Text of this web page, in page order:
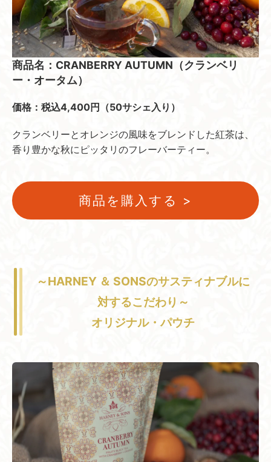
商品名：CRANBERRY AUTUMN（クランベリ
ー・オータム）
価格：税込4,400円（50サシェ入り）
クランベリーとオレンジの風味をブレンドした紅茶は、
香り豊かな秋にピッタリのフレーバーティー。
商品を購入する >
～HARNEY ＆ SONSの​サスティナブルに​
対する​こだわり～
オリジナル・パウチ